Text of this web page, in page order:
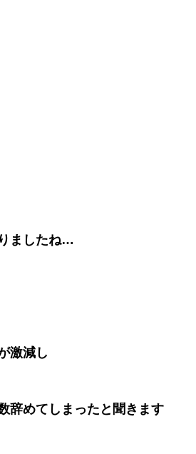
ましたね…
激減し
辞めてしまったと聞きます